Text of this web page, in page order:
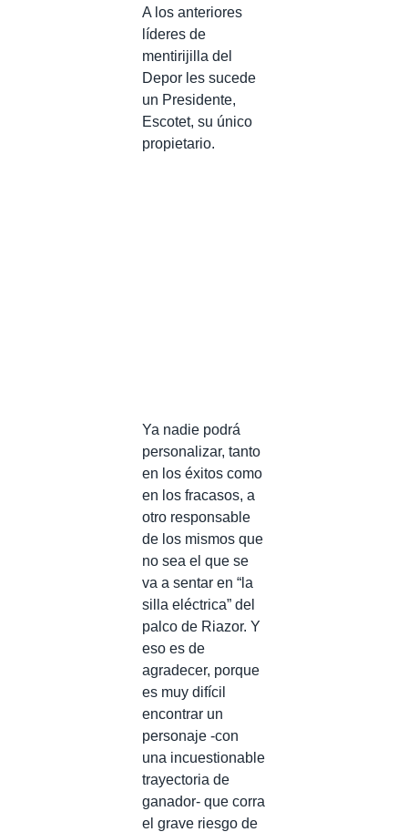
A los anteriores
líderes de
mentirijilla del
Depor les sucede
un Presidente,
Escotet, su único
propietario.
Ya nadie podrá
personalizar, tanto
en los éxitos como
en los fracasos, a
otro responsable
de los mismos que
no sea el que se
va a sentar en “la
silla eléctrica” del
palco de Riazor. Y
eso es de
agradecer, porque
es muy difícil
encontrar un
personaje -con
una incuestionable
trayectoria de
ganador- que corra
el grave riesgo de